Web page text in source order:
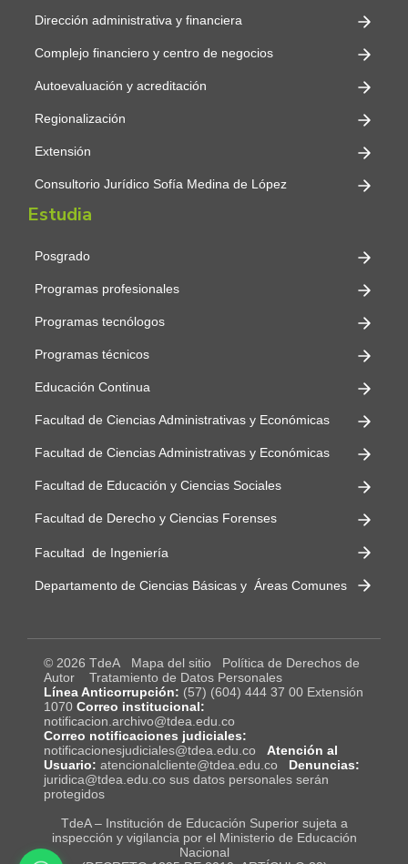
Dirección administrativa y financiera
Complejo financiero y centro de negocios
Autoevaluación y acreditación
Regionalización
Extensión
Consultorio Jurídico Sofía Medina de López
Estudia
Posgrado
Programas profesionales
Programas tecnólogos
Programas técnicos
Educación Continua
Facultad de Ciencias Administrativas y Económicas
Facultad de Ciencias Administrativas y Económicas
Facultad de Educación y Ciencias Sociales
Facultad de Derecho y Ciencias Forenses
Facultad de Ingeniería
Departamento de Ciencias Básicas y Áreas Comunes
© 2026 TdeA Mapa del sitio
Política de Derechos de
Autor
Tratamiento de Datos Personales
Línea Anticorrupción: (57) (604) 444 37 00 Extensión
1070 Correo institucional:
notificacion.archivo@tdea.edu.co
Correo notificaciones judiciales:
notificacionesjudiciales@tdea.edu.co
Atención al
Usuario: atencionalcliente@tdea.edu.co
Denuncias:
juridica@tdea.edu.co sus datos personales serán
protegidos
TdeA – Institución de Educación Superior sujeta a
inspección y vigilancia por el Ministerio de Educación
Nacional